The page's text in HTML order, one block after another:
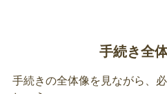
故人の介護保険負担割合
手続き全
手続きの全体像を見ながら、